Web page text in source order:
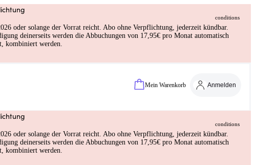
conditions
oder solange der Vorrat reicht. Abo ohne Verpflichtung, jederzeit kündbar.
deinerseits werden die Abbuchungen von 17,95€ pro Monat automatisch
kombiniert werden.
Mein Warenkorb Anmelden
conditions
oder solange der Vorrat reicht. Abo ohne Verpflichtung, jederzeit kündbar.
deinerseits werden die Abbuchungen von 17,95€ pro Monat automatisch
kombiniert werden.